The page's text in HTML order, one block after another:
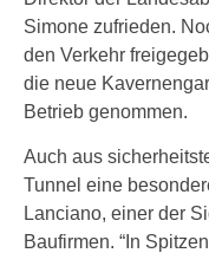
Simone zufrieden.
den Verkehr
die neue
Betrieb genommen.
Auch aus
Tunnel eine
Lanciano, einer der
Baufirmen. “In